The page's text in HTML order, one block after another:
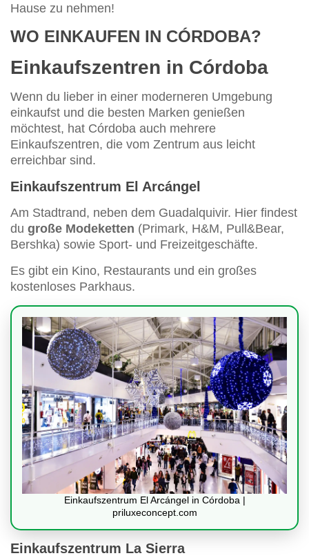
Hause zu nehmen!
WO EINKAUFEN IN CÓRDOBA?
Einkaufszentren in Córdoba
Wenn du lieber in einer moderneren Umgebung
einkaufst und die besten Marken genießen
möchtest, hat Córdoba auch mehrere
Einkaufszentren, die vom Zentrum aus leicht
erreichbar sind.
Einkaufszentrum El Arcángel
Am Stadtrand, neben dem Guadalquivir. Hier findest
du große Modeketten (Primark, H&M, Pull&Bear,
Bershka) sowie Sport- und Freizeitgeschäfte.
Es gibt ein Kino, Restaurants und ein großes
kostenloses Parkhaus.
Einkaufszentrum El Arcángel in Córdoba |
priluxeconcept.com
Einkaufszentrum La Sierra